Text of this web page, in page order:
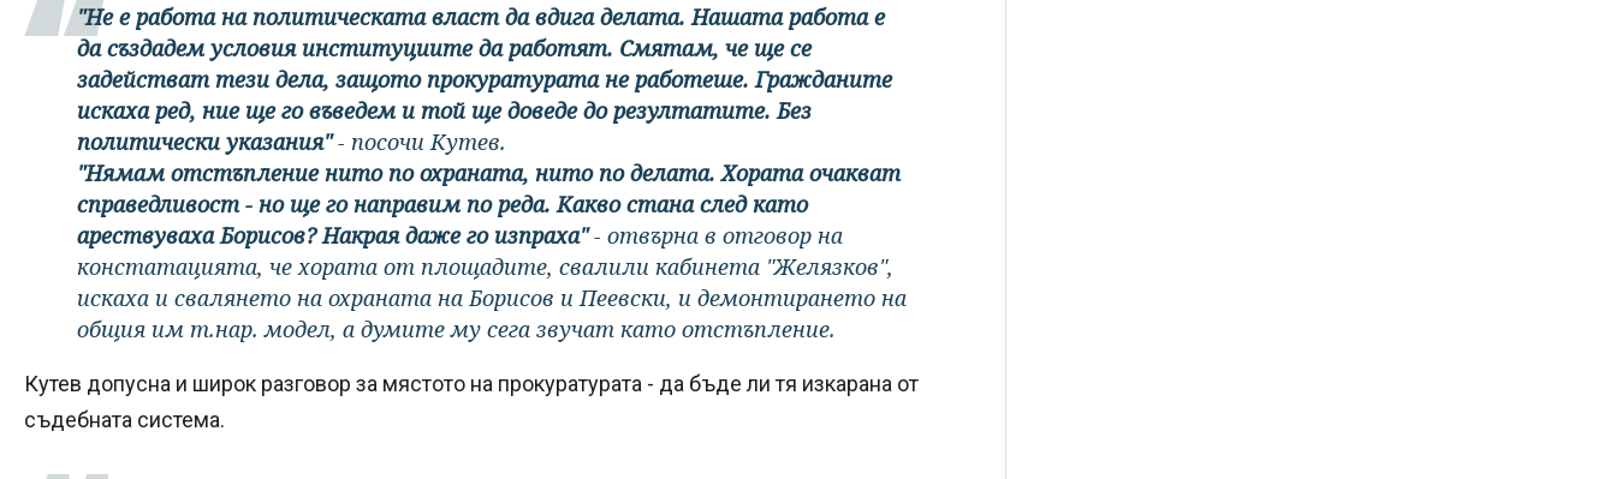
"Не е работа на политическата власт да вдига делата. Нашата работа е
да създадем условия институциите да работят. Смятам, че ще се
задействат тези дела, защото прокуратурата не работеше. Гражданите
искаха ред, ние ще го въведем и той ще доведе до резултатите. Без
политически указания"- посочи Кутев.
"Нямам отстъпление нито по охраната, нито по делата. Хората очакват
справедливост - но ще го направим по реда. Какво стана след като
арествуваха Борисов? Накрая даже го изпраха"- отвърна в отговор на
констатацията, че хората от площадите, свалили кабинета "Желязков",
искаха и свалянето на охраната на Борисов и Пеевски, и демонтирането на
общия им т.нар. модел, а думите му сега звучат като отстъпление.
Кутев допусна и широк разговор за мястото на прокуратурата - да бъде ли тя изкарана от
съдебната система.